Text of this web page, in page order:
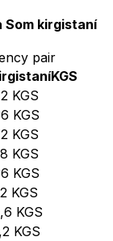
Som kirgistaní
pair
KGS
KGS
KGS
KGS
KGS
KGS
KGS
KGS
KGS